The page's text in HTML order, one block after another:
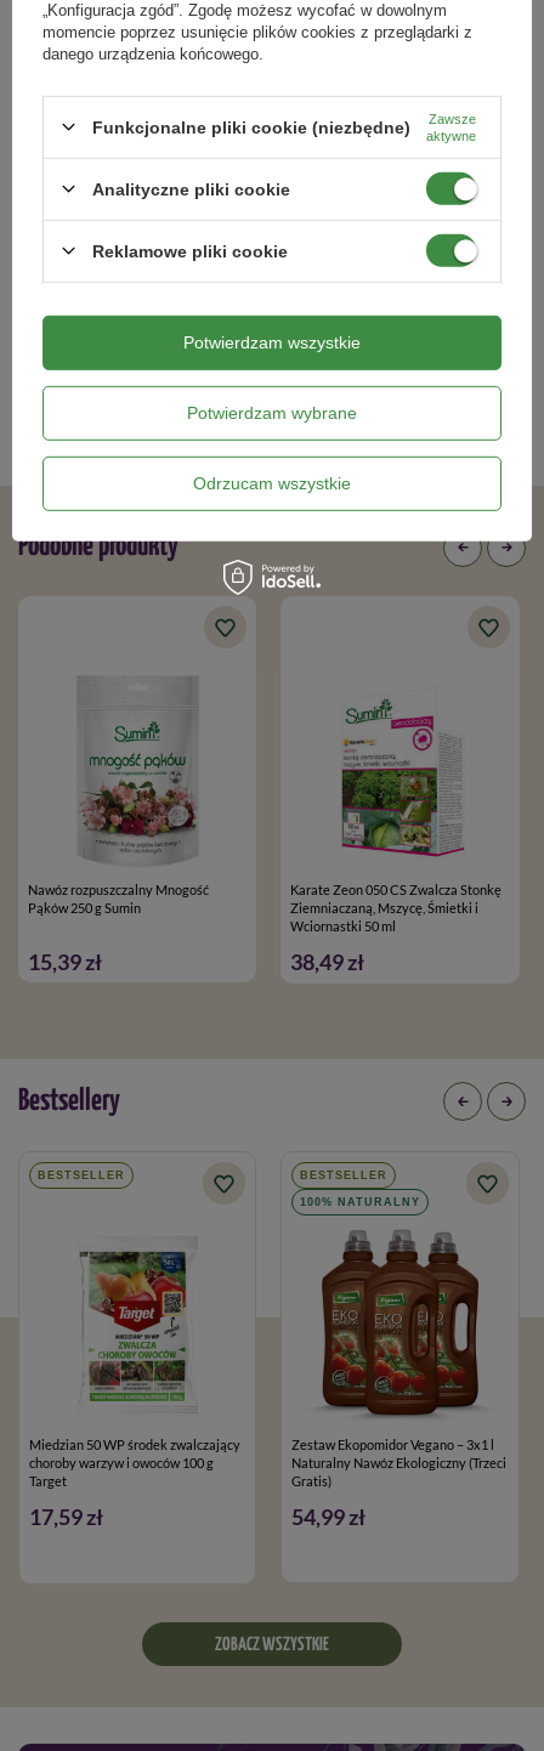
Podmiot odpowiedzialny za ten produkt na terenie UE Więcej
Stonkę Ziemniaczaną, Mszycę,
Shot Koncentrat Do Zwalczania
Kleszczy w Ogrodzie 20 ml
32,99 zł
Kategorie powiązane
Podobne produkty
Nawóz rozpuszczalny Mnogość
Pąków 250 g Sumin
15,39 zł
Karate Zeon 050 CS Zwalcza Stonkę
Ziemniaczaną, Mszycę, Śmietki i
Wciornastki 50 ml
38,49 zł
Bestsellery
BESTSELLER
Miedzian 50 WP środek zwalczający
choroby warzyw i owoców 100 g
Target
17,59 zł
BESTSELLER
100% NATURALNY
Zestaw Ekopomidor Vegano – 3x1 l
Naturalny Nawóz Ekologiczny (Trzeci
Gratis)
54,99 zł
ZOBACZ WSZYSTKIE
„Konfiguracja zgód”. Zgodę możesz wycofać w dowolnym
momencie poprzez usunięcie plików cookies z przeglądarki z
danego urządzenia końcowego.
Funkcjonalne pliki cookie (niezbędne)
Zawsze
aktywne
Analityczne pliki cookie
Reklamowe pliki cookie
Potwierdzam wybrane
Odrzucam wszystkie
Potwierdzam wszystkie